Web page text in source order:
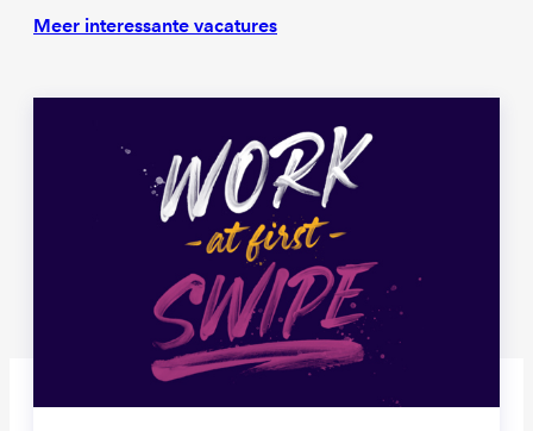
Meer interessante vacatures